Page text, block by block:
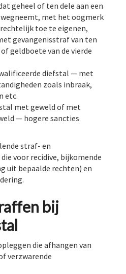
geheel of ten dele aan een
met het oogmerk
toe te eigenen,
gevangenisstraf van ten
geldboete van de vierde
diefstal — met
zoals inbraak,
etc.
met geweld of met
— hogere sancties
straf- en
voor recidive, bijkomende
uit bepaalde rechten) en
bij
die afhangen van
verzwarende